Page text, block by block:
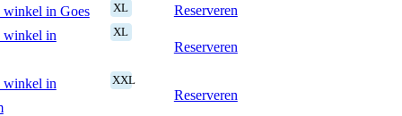
in Goes XL
Reserveren
winkel in
XL
Reserveren
winkel in
XXL
Reserveren